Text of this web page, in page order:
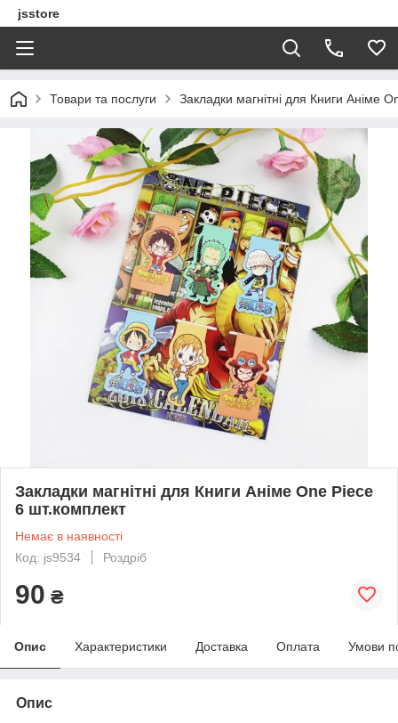
jsstore
Товари та послуги Закладки магнітні для Книги Аніме
Закладки магнітні для Книги Аніме One Piece
6 шт.комплект
Немає в наявності
Код: js9534
Роздріб
90 ₴
Опис Характеристики Доставка Оплата Умови
Опис